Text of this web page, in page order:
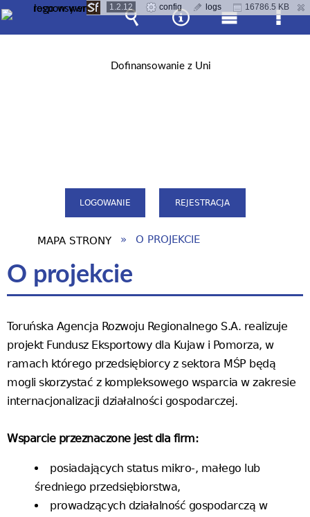
LOGOWANIE REJESTRACJA
MAPA STRONY O PROJEKCIE
O projekcie
Toruńska Agencja Rozwoju Regionalnego S.A. realizuje
projekt Fundusz Eksportowy dla Kujaw i Pomorza, w
ramach którego przedsiębiorcy z sektora MŚP będą
mogli skorzystać z kompleksowego wsparcia w zakresie
internacjonalizacji działalności gospodarczej.
Wsparcie przeznaczone jest dla firm:
posiadających status mikro-, małego lub
średniego przedsiębiorstwa,
prowadzących działalność gospodarczą w
Wyszukiwarka
Narzędzia
Menu
1.2.12 config logs 16786.5 KB